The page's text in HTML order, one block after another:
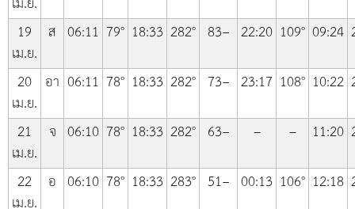
19
เม.ย.
ส 06:11 79° 18:33 282° 83− 22:20 109° 09:24
20
เม.ย.
อา 06:11 78° 18:33 282° 73− 23:17 108° 10:22
21
เม.ย.
จ 06:10 78° 18:33 282° 63− – – 11:20
22
อ 06:10 78° 18:33 283° 51− 00:13 106° 12:18